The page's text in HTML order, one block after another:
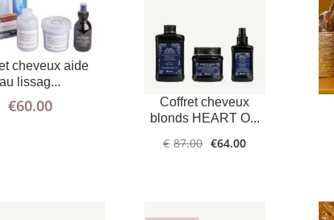
cheveux aide
au lissag...
€60.00
Coffret cheveux
blonds HEART O...
€ 87.00 €64.00
AJOUTER
AU PANIER
PLUS
D'INFOS
AJOUTER
AU PANIER
PLUS
D'INFOS